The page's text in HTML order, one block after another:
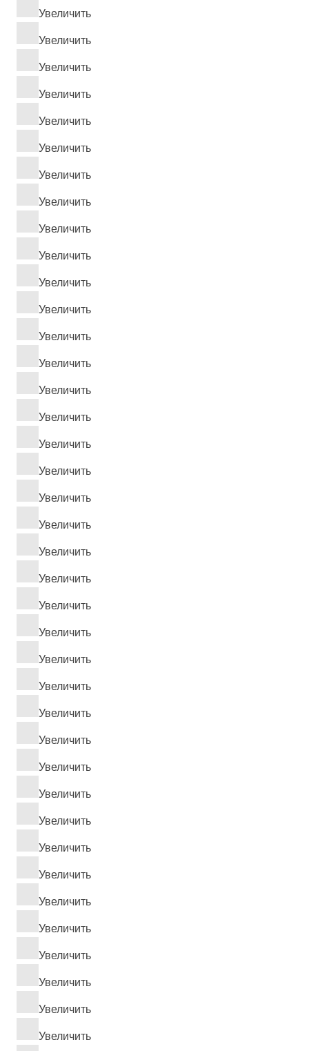
Увеличить
Увеличить
Увеличить
Увеличить
Увеличить
Увеличить
Увеличить
Увеличить
Увеличить
Увеличить
Увеличить
Увеличить
Увеличить
Увеличить
Увеличить
Увеличить
Увеличить
Увеличить
Увеличить
Увеличить
Увеличить
Увеличить
Увеличить
Увеличить
Увеличить
Увеличить
Увеличить
Увеличить
Увеличить
Увеличить
Увеличить
Увеличить
Увеличить
Увеличить
Увеличить
Увеличить
Увеличить
Увеличить
Увеличить